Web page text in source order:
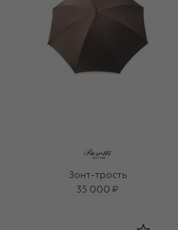
Зонт-трость
35 000 ₽